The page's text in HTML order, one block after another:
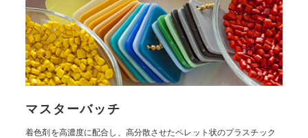
マスターバッチ
着色剤を高濃度に配合し、高分散させたペレット状のプラスチック